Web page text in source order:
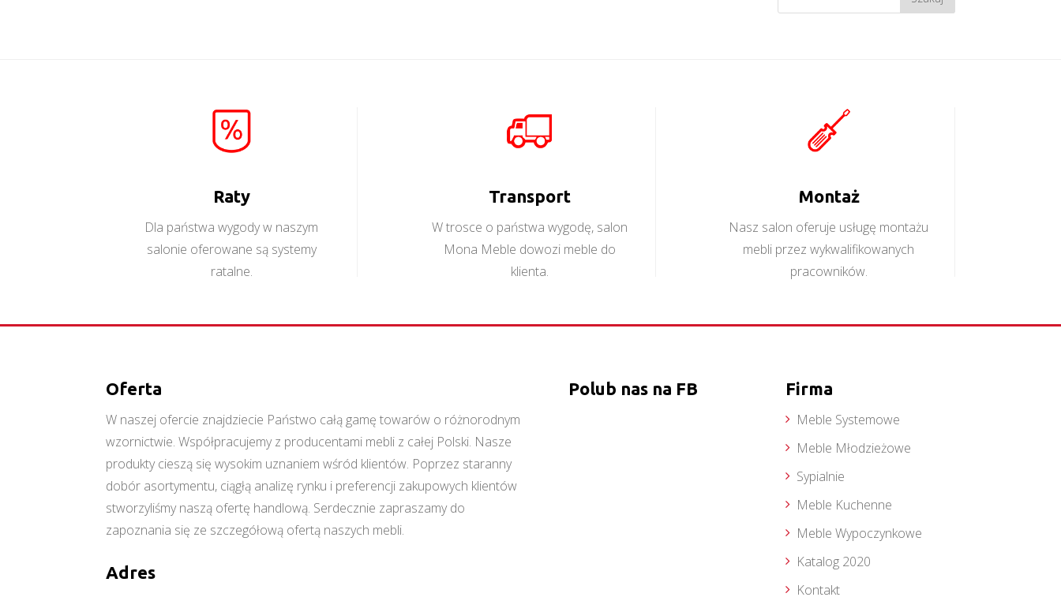
Raty
Dla państwa wygody w naszym
salonie oferowane są systemy
ratalne.
Transport
W trosce o państwa wygodę, salon
Mona Meble dowozi meble do
klienta.
Montaż
Nasz salon oferuje usługę montażu
mebli przez wykwalifikowanych
pracowników.
Oferta
W naszej ofercie znajdziecie Państwo całą gamę towarów o różnorodnym
wzornictwie. Współpracujemy z producentami mebli z całej Polski. Nasze
produkty cieszą się wysokim uznaniem wśród klientów. Poprzez staranny
dobór asortymentu, ciągłą analizę rynku i preferencji zakupowych klientów
stworzyliśmy naszą ofertę handlową. Serdecznie zapraszamy do
zapoznania się ze szczegółową ofertą naszych mebli.
Adres
Polub nas na FB Firma
Meble Systemowe
Meble Młodzieżowe
Sypialnie
Meble Kuchenne
Meble Wypoczynkowe
Katalog 2020
Kontakt